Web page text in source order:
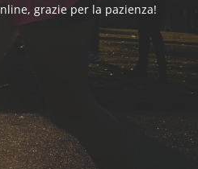
grazie per la pazienza!